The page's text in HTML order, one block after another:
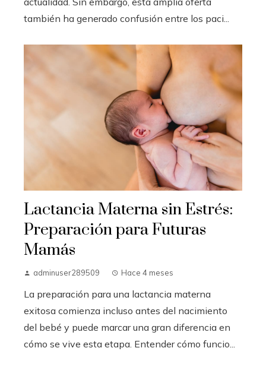
también ha generado confusión entre los paci...
Lactancia Materna sin Estrés:
Preparación para Futuras
Mamás
adminuser289509 Hace 4 meses
La preparación para una lactancia materna
exitosa comienza incluso antes del nacimiento
del bebé y puede marcar una gran diferencia en
cómo se vive esta etapa. Entender cómo funcio...